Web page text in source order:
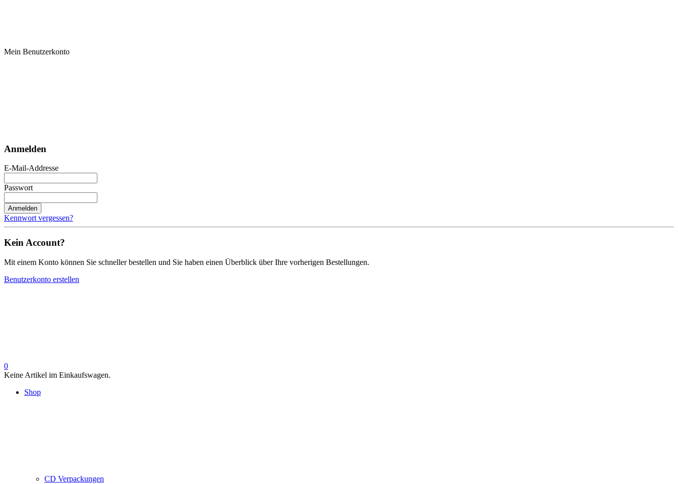
Mein Benutzerkonto
Anmelden
E-Mail-Addresse
Passwort
Anmelden
Kennwort vergessen?
Kein Account?
Mit einem Konto können Sie schneller bestellen und Sie haben einen Überblick über Ihre vorherigen Bestellungen.
Benutzerkonto erstellen
0
Keine Artikel im Einkaufswagen.
Shop
CD Verpackungen